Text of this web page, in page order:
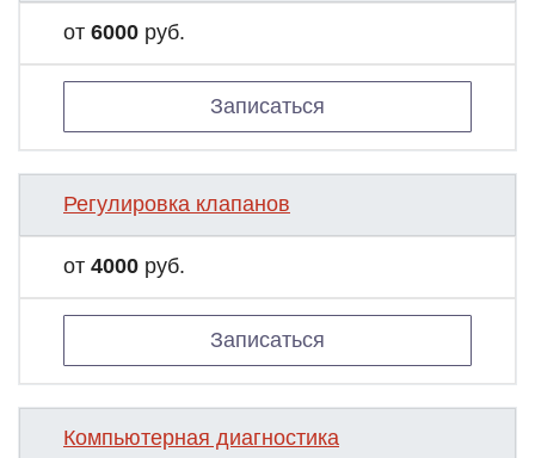
от 6000 руб.
Записаться
Регулировка клапанов
от 4000 руб.
Записаться
Компьютерная диагностика